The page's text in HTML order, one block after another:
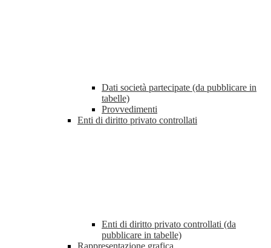
Dati società partecipate (da pubblicare in
tabelle)
Provvedimenti
Enti di diritto privato controllati
Enti di diritto privato controllati (da
pubblicare in tabelle)